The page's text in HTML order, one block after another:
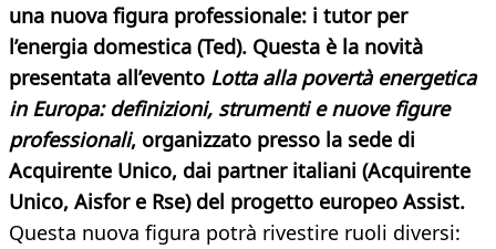
una nuova figura professionale: i tutor per
l’energia domestica (Ted). Questa è la novità
presentata all’evento Lotta alla povertà energetica
in Europa: definizioni, strumenti e nuove figure
professionali, organizzato presso la sede di
Acquirente Unico, dai partner italiani (Acquirente
Unico, Aisfor e Rse) del progetto europeo Assist.
Questa nuova figura potrà rivestire ruoli diversi: